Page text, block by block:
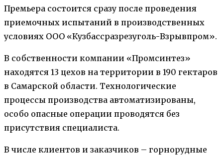
Премьера состоится сразу после проведения
приемочных испытаний в производственных
условиях ООО «Кузбассразрезуголь-Взрывпром».
В собственности компании «Промсинтез»
находятся 13 цехов на территории в 190 гектаров
в Самарской области. Технологические
процессы производства автоматизированы,
особо опасные операции проводятся без
присутствия специалиста.
В числе клиентов и заказчиков – горнорудные